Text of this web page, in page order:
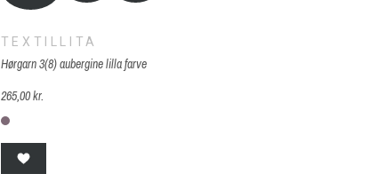
TEXTILLITA
Hørgarn 3(8) aubergine lilla farve
265,00 kr.
3(8) auberginlilla